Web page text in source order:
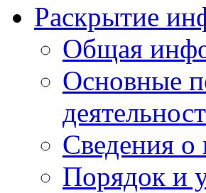
Раскрытие
Общая
Основные
Сведения о
Порядок и